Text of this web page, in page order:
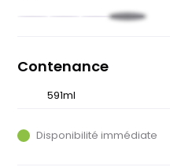
JauneBlanc
Contenance
591ml
Disponibilité immédiate